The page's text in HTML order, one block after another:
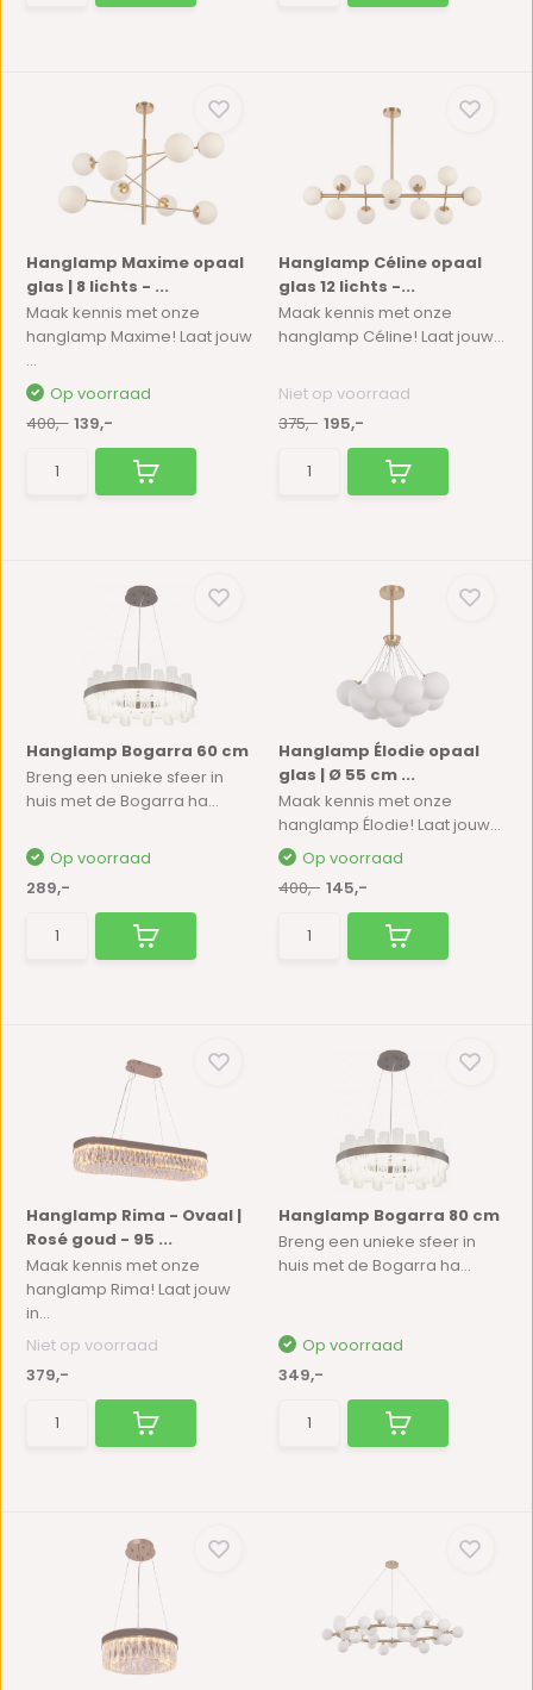
Hanglamp Maxime opaal
glas | 8 lichts - ...
Maak kennis met onze
hanglamp Maxime! Laat jouw
...
Op voorraad
400,- 139,-
Hanglamp Céline opaal
glas 12 lichts -...
Maak kennis met onze
hanglamp Céline! Laat jouw...
Niet op voorraad
375,- 195,-
Hanglamp Bogarra 60 cm
Breng een unieke sfeer in
huis met de Bogarra ha...
Op voorraad
289,-
Hanglamp Élodie opaal
glas | Ø 55 cm ...
Maak kennis met onze
hanglamp Élodie! Laat jouw...
Op voorraad
400,- 145,-
Hanglamp Rima - Ovaal |
Rosé goud - 95 ...
Maak kennis met onze
hanglamp Rima! Laat jouw
in...
Niet op voorraad
379,-
Hanglamp Bogarra 80 cm
Breng een unieke sfeer in
huis met de Bogarra ha...
Op voorraad
349,-